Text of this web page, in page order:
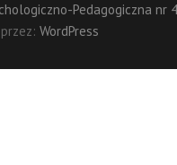
Pedagogiczna nr
WordPress